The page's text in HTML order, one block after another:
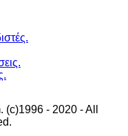
- 2020 - All